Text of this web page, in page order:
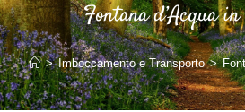
Fontana d’Acqua
> Imboccamento e Transporto >